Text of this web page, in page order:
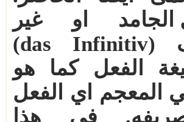
الجامد او غير
(
das Infinitiv
)
الفعل كما هو
المعجم اي الفعل
في هذا